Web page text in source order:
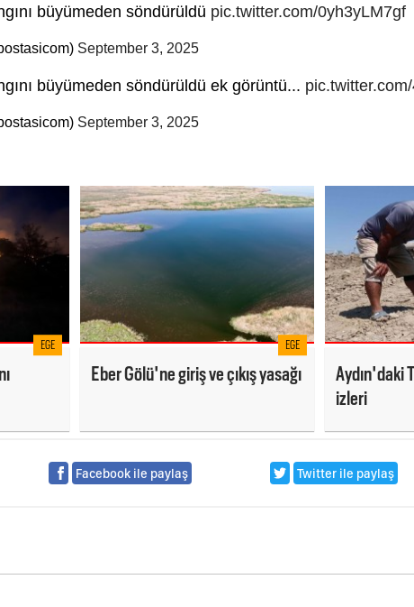
büyümeden söndürüldü pic.twitter.com/0yh3yLM7gf
September 3, 2025
büyümeden söndürüldü ek görüntü...
September 3, 2025
EGE EGE
Eber Gölü'ne giriş ve çıkış yasağı
Aydın'daki
izleri
Facebook ile paylaş Twitter ile paylaş